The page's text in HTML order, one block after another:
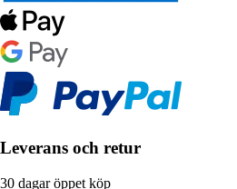
Leverans och retur
30 dagar öppet köp